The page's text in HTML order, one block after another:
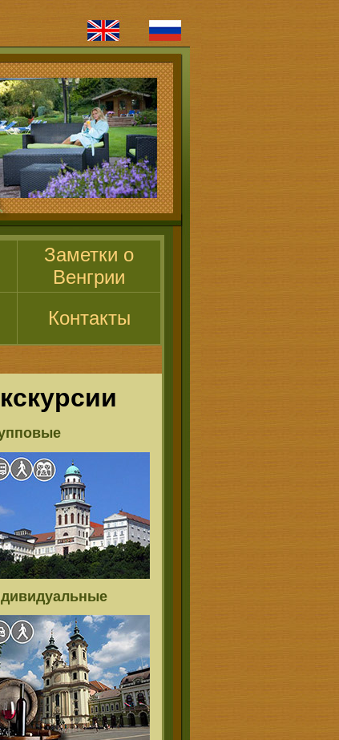
Заметки о
Венгрии
Контакты